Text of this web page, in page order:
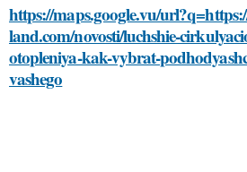
https://maps.google.vu/
land.com/novosti/luchshie-
otopleniya-kak-vybrat-
vashego